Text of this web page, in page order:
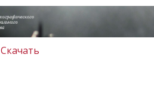
Скачать